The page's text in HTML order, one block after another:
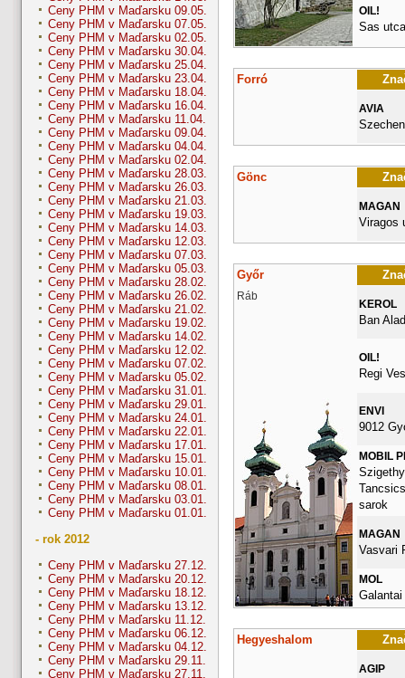
Ceny PHM v Maďarsku 09.05.
Ceny PHM v Maďarsku 07.05.
Ceny PHM v Maďarsku 02.05.
Ceny PHM v Maďarsku 30.04.
Ceny PHM v Maďarsku 25.04.
Ceny PHM v Maďarsku 23.04.
Ceny PHM v Maďarsku 18.04.
Ceny PHM v Maďarsku 16.04.
Ceny PHM v Maďarsku 11.04.
Ceny PHM v Maďarsku 09.04.
Ceny PHM v Maďarsku 04.04.
Ceny PHM v Maďarsku 02.04.
Ceny PHM v Maďarsku 28.03.
Ceny PHM v Maďarsku 26.03.
Ceny PHM v Maďarsku 21.03.
Ceny PHM v Maďarsku 19.03.
Ceny PHM v Maďarsku 14.03.
Ceny PHM v Maďarsku 12.03.
Ceny PHM v Maďarsku 07.03.
Ceny PHM v Maďarsku 05.03.
Ceny PHM v Maďarsku 28.02.
Ceny PHM v Maďarsku 26.02.
Ceny PHM v Maďarsku 21.02.
Ceny PHM v Maďarsku 19.02.
Ceny PHM v Maďarsku 14.02.
Ceny PHM v Maďarsku 12.02.
Ceny PHM v Maďarsku 07.02.
Ceny PHM v Maďarsku 05.02.
Ceny PHM v Maďarsku 31.01.
Ceny PHM v Maďarsku 29.01.
Ceny PHM v Maďarsku 24.01.
Ceny PHM v Maďarsku 22.01.
Ceny PHM v Maďarsku 17.01.
Ceny PHM v Maďarsku 15.01.
Ceny PHM v Maďarsku 10.01.
Ceny PHM v Maďarsku 08.01.
Ceny PHM v Maďarsku 03.01.
Ceny PHM v Maďarsku 01.01.
- rok 2012
Ceny PHM v Maďarsku 27.12.
Ceny PHM v Maďarsku 20.12.
Ceny PHM v Maďarsku 18.12.
Ceny PHM v Maďarsku 13.12.
Ceny PHM v Maďarsku 11.12.
Ceny PHM v Maďarsku 06.12.
Ceny PHM v Maďarsku 04.12.
Ceny PHM v Maďarsku 29.11.
Ceny PHM v Maďarsku 27.11.
OIL!
Sas
Forró
AVIA
Gönc
MAGAN
Viragos
Győr
Ráb
KEROL
Ban
OIL!
Regi
ENVI
9012
MOBIL
sarok
MAGAN
Vasvari
MOL
Galantai
Hegyeshalom
AGIP